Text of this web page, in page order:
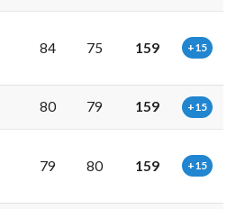
84 75 159 +15
80 79 159 +15
79 80 159 +15